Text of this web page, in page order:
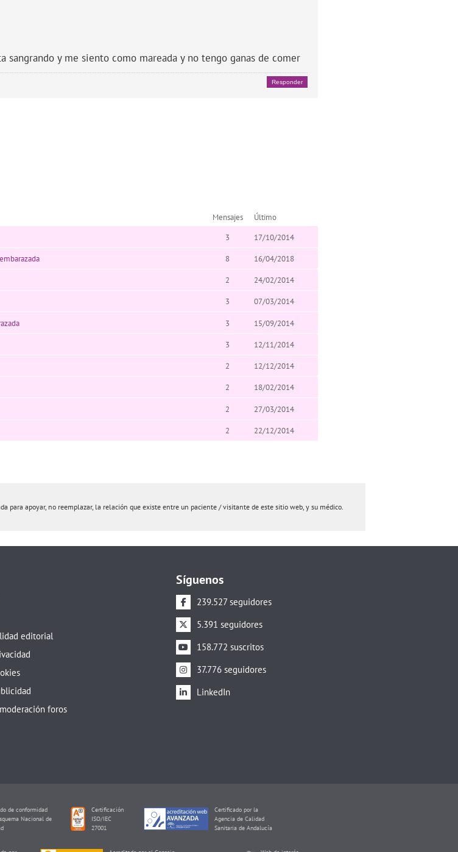
y me siento como mareada y no tengo ganas de comer
Responder
Mensajes
Último
3 17/10/2014
8 16/04/2018
2 24/02/2014
3 07/03/2014
3 15/09/2014
3 12/11/2014
2 12/12/2014
2 18/02/2014
2 27/03/2014
2 22/12/2014
para apoyar, no reemplazar, la relación que existe entre un paciente / visitante de este sitio web, y su médico.
editorial
foros
Síguenos
239.527 seguidores
5.391 seguidores
158.772 suscritos
37.776 seguidores
LinkedIn
de conformidad
Nacional de
Certificación
ISO/IEC
27001
Certificado por la
Agencia de Calidad
Sanitaria de Andalucía